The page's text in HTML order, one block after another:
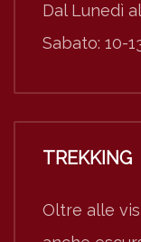
Dal Lunedì
Sabato: 10-
TREKKING
Oltre alle